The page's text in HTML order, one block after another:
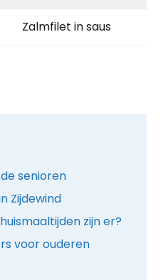
Zalmfilet in saus
senioren
Zijdewind
zijn er?
voor ouderen